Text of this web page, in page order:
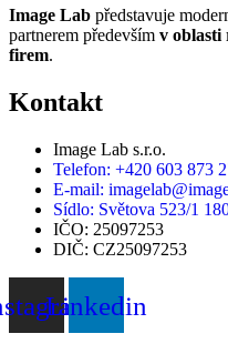
Image Lab představuje
partnerem především v oblasti
firem.
Kontakt
Image Lab s.r.o.
Telefon: +420 603 873
E-mail:
Sídlo: Světova 523/1
IČO: 25097253
DIČ: CZ25097253
Linkedin